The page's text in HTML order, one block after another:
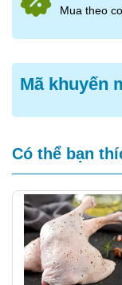
Mua theo
Mã khuyến
Có thể bạn